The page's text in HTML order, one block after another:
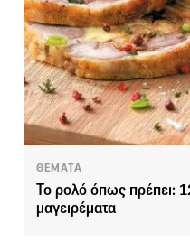
ΘΕΜΑΤΑ
Το ρολό όπως πρέπει:
μαγειρέματα